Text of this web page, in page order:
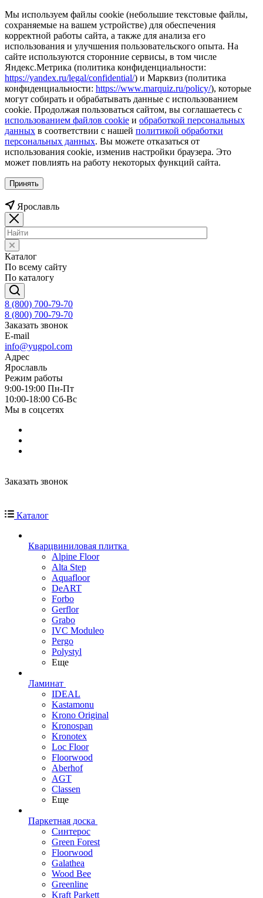
Мы используем файлы cookie (небольшие текстовые файлы,
сохраняемые на вашем устройстве) для обеспечения
корректной работы сайта, а также для анализа его
использования и улучшения пользовательского опыта. На
сайте используются сторонние сервисы, в том числе
Яндекс.Метрика (политика конфиденциальности:
https://yandex.ru/legal/confidential/) и Марквиз (политика
конфиденциальности: https://www.marquiz.ru/policy/), которые
могут собирать и обрабатывать данные с использованием
cookie. Продолжая пользоваться сайтом, вы соглашаетесь с
использованием файлов cookie и обработкой персональных
данных в соответствии с нашей политикой обработки
персональных данных. Вы можете отказаться от
использования cookie, изменив настройки браузера. Это
может повлиять на работу некоторых функций сайта.
Принять
Ярославль
Каталог
По всему сайту
По каталогу
8 (800) 700-79-70
8 (800) 700-79-70
Заказать звонок
E-mail
info@yugpol.com
Адрес
Ярославль
Режим работы
9:00-19:00 Пн-Пт
10:00-18:00 Cб-Вс
Мы в соцсетях
Заказать звонок
Каталог
Кварцвиниловая плитка
Alpine Floor
Alta Step
Aquafloor
DeART
Forbo
Gerflor
Grabo
IVC Moduleo
Pergo
Polystyl
Еще
Ламинат
IDEAL
Kastamonu
Krono Original
Kronospan
Kronotex
Loc Floor
Floorwood
Aberhof
AGT
Classen
Еще
Паркетная доска
Синтерос
Green Forest
Floorwood
Galathea
Wood Bee
Greenline
Kraft Parkett